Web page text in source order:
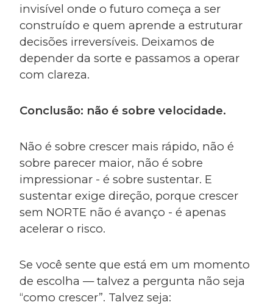
invisível onde o futuro começa a ser
construído e quem aprende a estruturar
decisões irreversíveis. Deixamos de
depender da sorte e passamos a operar
com clareza.
Conclusão: não é sobre velocidade.
Não é sobre crescer mais rápido, não é
sobre parecer maior, não é sobre
impressionar - é sobre sustentar. E
sustentar exige direção, porque crescer
sem NORTE não é avanço - é apenas
acelerar o risco.
Se você sente que está em um momento
de escolha — talvez a pergunta não seja
“como crescer”. Talvez seja: